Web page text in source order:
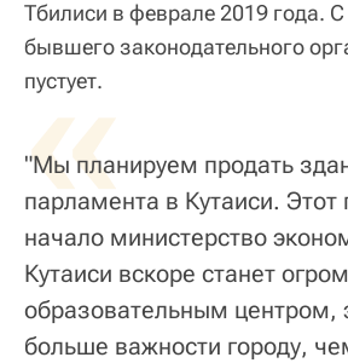
Тбилиси в феврале 2019 года. С
бывшего законодательного
пустует.
«
"Мы планируем продать
парламента в Кутаиси. Этот
начало министерство
Кутаиси вскоре станет
образовательным центром,
больше важности городу,